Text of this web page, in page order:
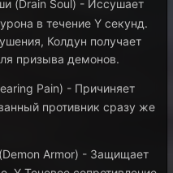
(Drain Soul) - Иссушает
в течение Y секунд.
Колдун получает
призыва демонов.
Pain) - Причиняет
противник сразу же
Armor) - Защищает